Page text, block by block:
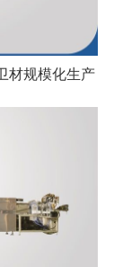
材规模化生产